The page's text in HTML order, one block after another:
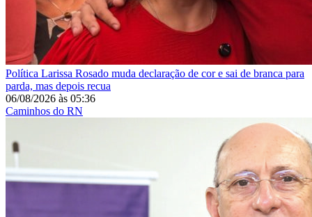
Política Larissa Rosado muda declaração de cor e sai de branca para
parda, mas depois recua
06/08/2026 às 05:36
Caminhos do RN